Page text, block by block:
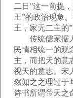
二日”这一前提
王”的政治现象
王，家无二主的”
传统儒家据人
民情相统一的观
主，而把天的意
视天的意志。宋
然知之之理过于
诗书所谓帝天